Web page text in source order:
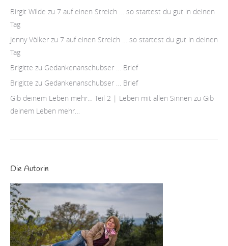
Birgit Wilde zu 7 auf einen Streich … so startest du gut in deinen
Tag
Jenny Völker zu 7 auf einen Streich … so startest du gut in deinen
Tag
Brigitte zu Gedankenanschubser … Brief
Brigitte zu Gedankenanschubser … Brief
Gib deinem Leben mehr… Teil 2 | Leben mit allen Sinnen zu Gib
deinem Leben mehr…
Die Autorin